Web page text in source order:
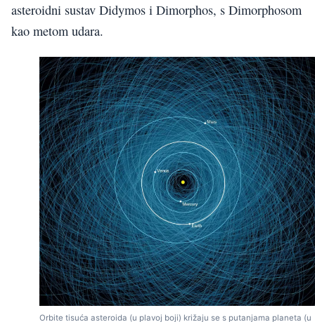
asteroidni sustav Didymos i Dimorphos, s Dimorphosom
kao metom udara.
Orbite tisuća asteroida (u plavoj boji) križaju se s putanjama planeta (u